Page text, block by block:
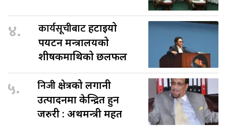
४. कार्यसूचीबाटहटाइयो
पर्यटन मन्त्रालयको
शीर्षकमाथिको छलफल
५. निजी क्षेत्रको लगानी
उत्पादनमा केन्द्रित हुन
जरुरी : अर्थमन्त्री महत